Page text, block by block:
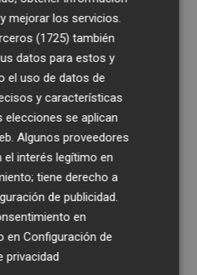
de Israel a Estados
cliente", ha
en sus redes
primer ministro
de que "no hay
reprochado a
podido resolver la
los ataques con
a ser una potencia
las mejores
mejorar los servicios.
(1725) también
datos para estos y
el uso de datos de
y características
elecciones se aplican
Algunos proveedores
el interés legítimo en
tiene derecho a
de publicidad.
en
enConfiguración de
privacidad